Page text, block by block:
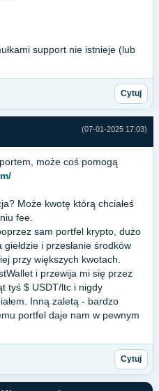
support nie istnieje (lub
Cytuj
(07-01-2025 17:03)
może coś pomogą
Może kwotę którą chciałeś
fee.
sam portfel krypto, dużo
i przesłanie środków
przy większych kwotach.
i przewija mi się przez
tyś $ USDT/ltc i nigdy
Inną zaletą - bardzo
portfel daje nam w pewnym
Cytuj